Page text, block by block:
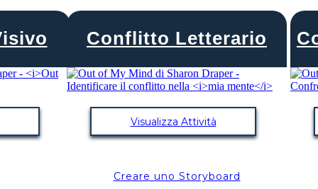
Conflitto Letterario
Visualizza Attività
Creare uno Storyboard